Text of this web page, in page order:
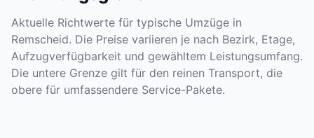
Aktuelle Richtwerte für typische Umzüge in
Remscheid. Die Preise variieren je nach Bezirk, Etage,
Aufzugverfügbarkeit und gewähltem Leistungsumfang.
Die untere Grenze gilt für den reinen Transport, die
obere für umfassendere Service-Pakete.